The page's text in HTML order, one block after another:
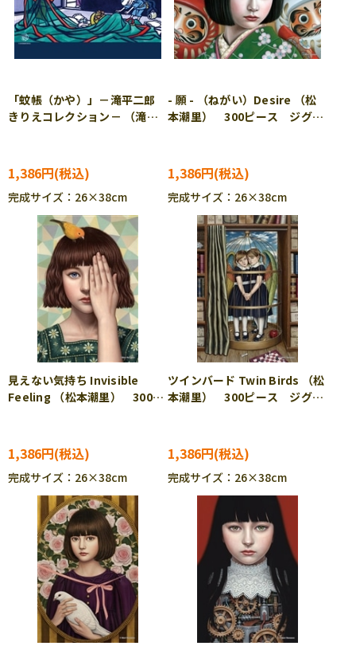
「蚊帳（かや）」－滝平二郎
きりえコレクション－ （滝平
1,386円
完成サイズ：26×38cm
- 願 - （ねがい）Desire （松
本潮里） 300ピース ジグソ
1,386円
完成サイズ：26×38cm
見えない気持ち Invisible
Feeling （松本潮里） 300ピ
1,386円
完成サイズ：26×38cm
ツインバード Twin Birds （松
本潮里） 300ピース ジグソ
1,386円
完成サイズ：26×38cm